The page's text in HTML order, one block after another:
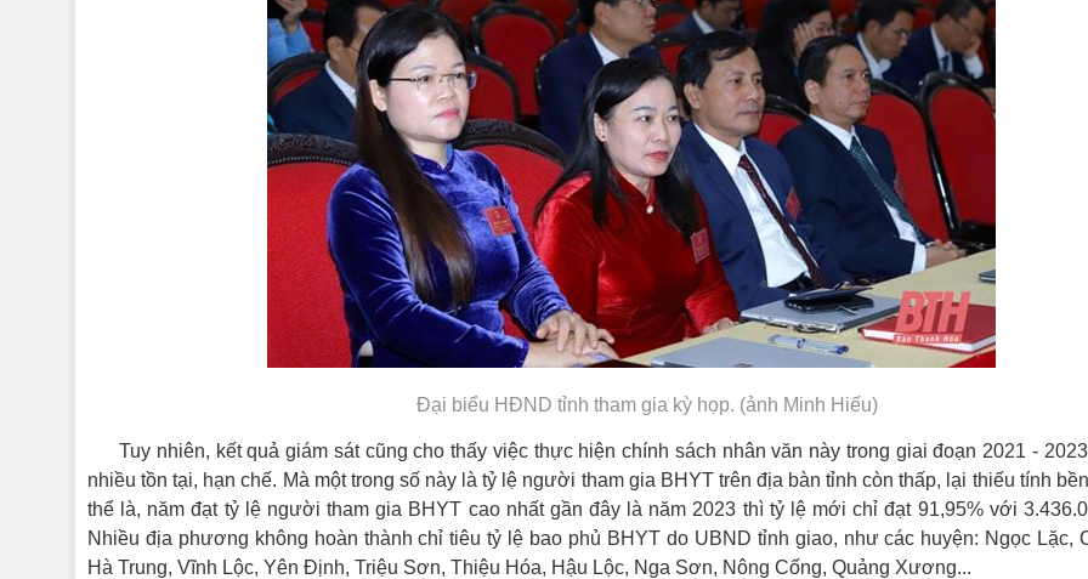
Đại biểu HĐND tỉnh tham gia kỳ họp. (ảnh Minh Hiếu)
Tuy nhiên, kết quả giám sát cũng cho thấy việc thực hiện chính sách nhân văn này trong giai đoạn 2021 -
nhiều tồn tại, hạn chế. Mà một trong số này là tỷ lệ người tham gia BHYT trên địa bàn tỉnh còn thấp, lại thiếu tính
thể là, năm đạt tỷ lệ người tham gia BHYT cao nhất gần đây là năm 2023 thì tỷ lệ mới chỉ đạt 91,95% với
Nhiều địa phương không hoàn thành chỉ tiêu tỷ lệ bao phủ BHYT do UBND tỉnh giao, như các huyện: Ngọc Lặc,
Hà Trung, Vĩnh Lộc, Yên Định, Triệu Sơn, Thiệu Hóa, Hậu Lộc, Nga Sơn, Nông Cống, Quảng Xương...